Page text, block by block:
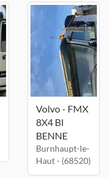
Volvo - FMX
8X4 BI
BENNE
Burnhaupt-le-
Haut - (68520)